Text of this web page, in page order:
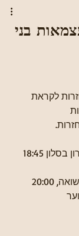
בני
לקראת